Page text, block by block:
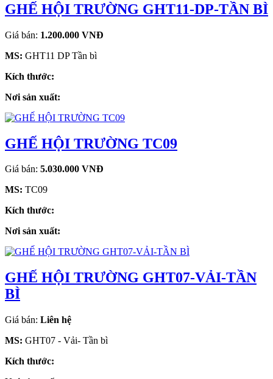
GHẾ HỘI TRƯỜNG GHT11-DP-TẦN BÌ
Giá bán: 1.200.000 VNĐ
MS: GHT11 DP Tần bì
Kích thước:
Nơi sản xuất:
GHẾ HỘI TRƯỜNG TC09
Giá bán: 5.030.000 VNĐ
MS: TC09
Kích thước:
Nơi sản xuất:
GHẾ HỘI TRƯỜNG GHT07-VẢI-TẦN
BÌ
Giá bán: Liên hệ
MS: GHT07 - Vải- Tần bì
Kích thước: